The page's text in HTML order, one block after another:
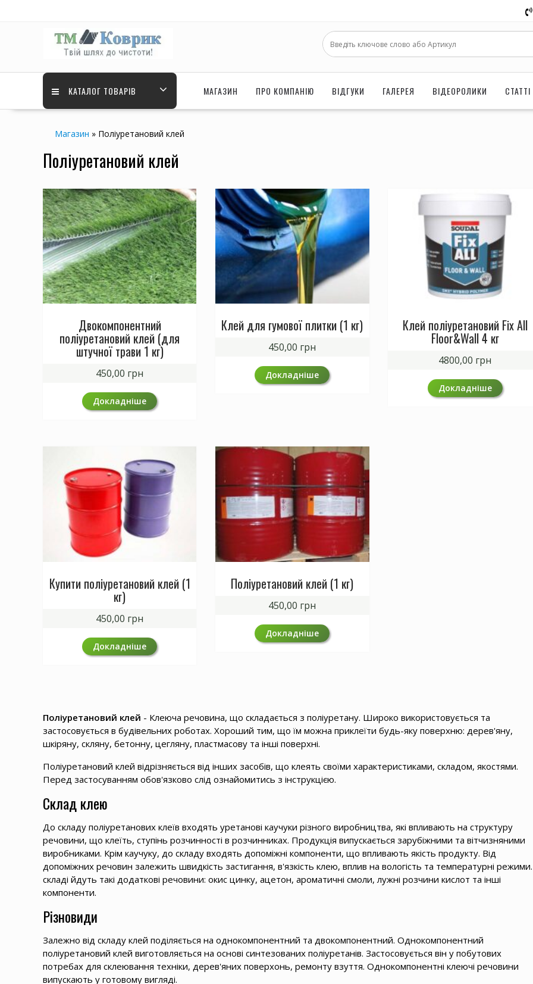
КАТАЛОГ ТОВАРІВ МАГАЗИН ПРО КОМПАНІЮ ВІДГУКИ ГАЛЕРЕЯ ВІДЕОРОЛИКИ СТАТТІ
Магазин » Поліуретановий клей
Поліуретановий клей
Двокомпонентний
поліуретановий клей (для
штучної трави 1 кг)
450,00 грн
Докладніше
Клей для гумової плитки (1 кг)
450,00 грн
Докладніше
Клей поліуретановий Fix All
Floor&Wall 4 кг
4800,00 грн
Докладніше
Купити поліуретановий клей (1
кг)
450,00 грн
Докладніше
Поліуретановий клей (1 кг)
450,00 грн
Докладніше
Поліуретановий клей - Клеюча речовина, що складається з поліуретану. Широко використовується та
застосовується в будівельних роботах. Хороший тим, що їм можна приклеїти будь-яку поверхню: дерев'яну,
шкіряну, скляну, бетонну, цегляну, пластмасову та інші поверхні.
Поліуретановий клей відрізняється від інших засобів, що клеять своїми характеристиками, складом, якостями.
Перед застосуванням обов'язково слід ознайомитись з інструкцією.
Склад клею
До складу поліуретанових клеїв входять уретанові каучуки різного виробництва, які впливають на структуру
речовини, що клеїть, ступінь розчинності в розчинниках. Продукція випускається зарубіжними та вітчизняними
виробниками. Крім каучуку, до складу входять допоміжні компоненти, що впливають якість продукту. Від
допоміжних речовин залежить швидкість застигання, в'язкість клею, вплив на вологість та температурні
складі йдуть такі додаткові речовини: окис цинку, ацетон, ароматичні смоли, лужні розчини кислот та інші
компоненти.
Різновиди
Залежно від складу клей поділяється на однокомпонентний та двокомпонентний. Однокомпонентний
поліуретановий клей виготовляється на основі синтезованих поліуретанів. Застосовується він у побутових
потребах для склеювання техніки, дерев'яних поверхонь, ремонту взуття. Однокомпонентні клеючі речовини
випускають у готовому вигляді.